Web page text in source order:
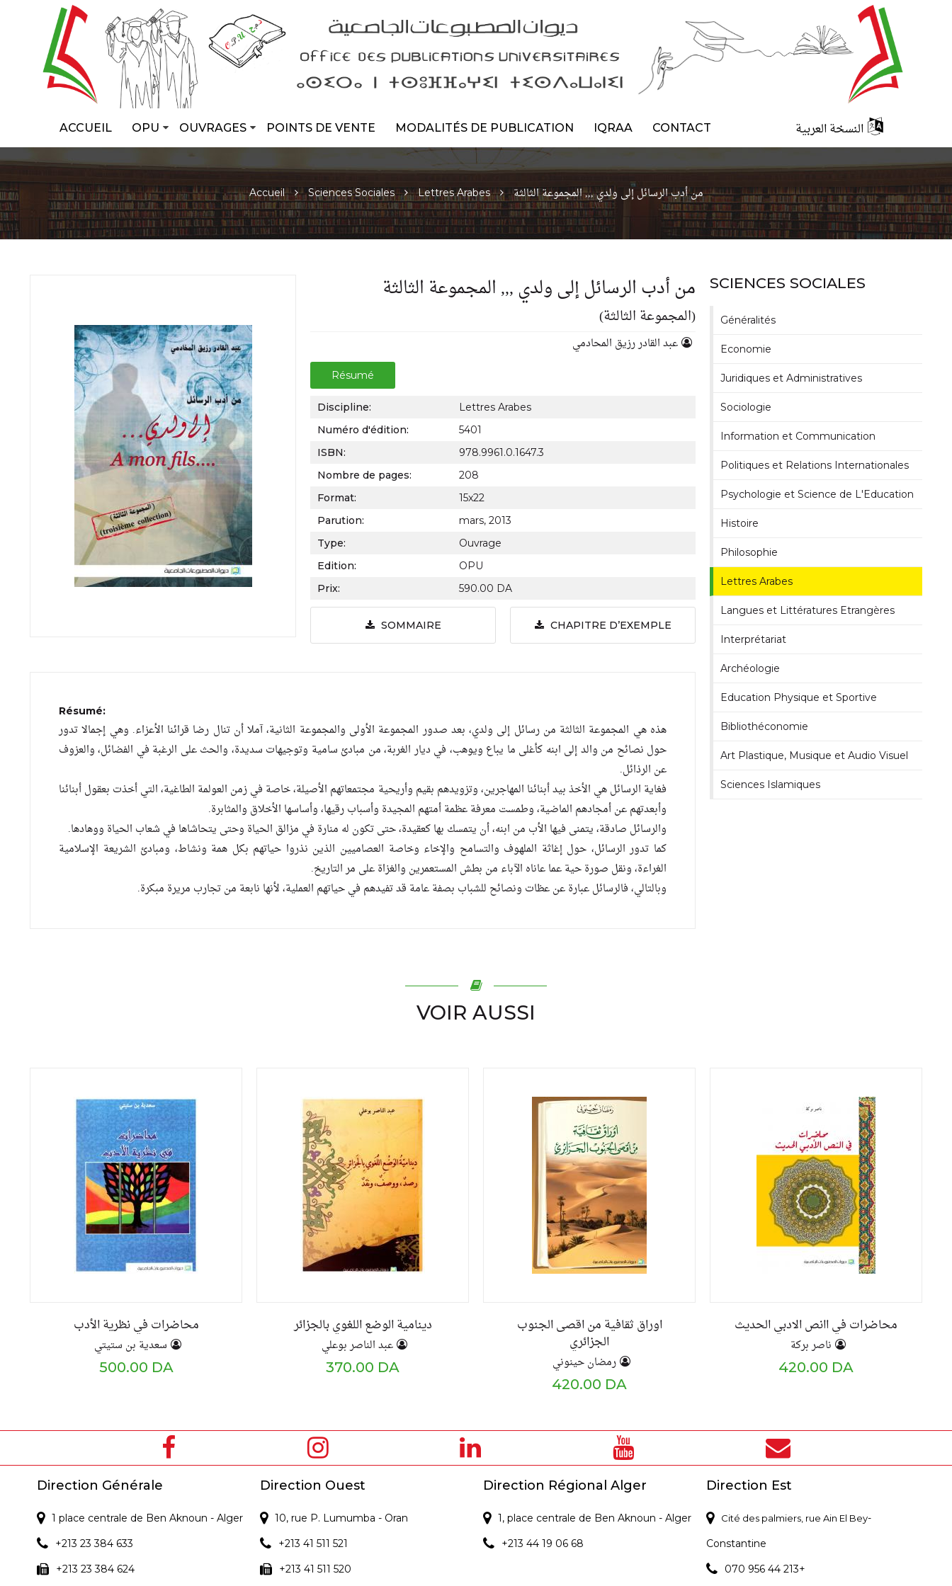
ACCUEIL OPU OUVRAGES POINTS DE VENTE MODALITÉS DE PUBLICATION IQRAA CONTACT النسخة العربية
Accueil Sciences Sociales Lettres Arabes من أدب الرسائل إلى ولدي ,,, المجموعة الثالثة
من أدب الرسائل إلى ولدي ,,, المجموعة الثالثة
(المجموعة الثالثة)
عبد القادر رزيق المحادمي
Résumé
Discipline:
Lettres Arabes
Numéro d'édition:
5401
ISBN:
978.9961.0.1647.3
Nombre de pages:
208
Format:
15x22
Parution:
mars, 2013
Type:
Ouvrage
Edition:
OPU
Prix:
590.00 DA
SOMMAIRE CHAPITRE D’EXEMPLE
Résumé:
هذه هي المجموعة الثالثة من رسائل إلى ولدي، بعد صدور المجموعة الأولى والمجموعة الثانية، آملا أن تنال رضا قرائنا الأعزاء. وهي إجمالا تدور
حول نصائح من والد إلى ابنه كأغلى ما يباع ويوهب، في ديار الغربة، من مبادئ سامية وتوجيهات سديدة، والحث على الرغبة في الفضائل، والعزوف
عن الرذائل.
فغاية الرسائل هي الأخذ بيد أبنائنا المهاجرين، وتزويدهم بقيم وأريحية مجتمعاتهم الأصيلة، خاصة في زمن العولمة الطاغية، التي أخذت بعقول أبنائنا
وأبعدتهم عن أمجادهم الماضية، وطمست معرفة عظمة أمتهم المجيدة وأسباب رقيها، وأساسها الأخلاق والمثابرة.
والرسائل صادقة، يتمنى فيها الأب من ابنه، أن يتمسك بها كعقيدة، حتى تكون له منارة في مزالق الحياة وحتى يتحاشاها في شعاب الحياة ووهادها.
كما تدور الرسائل، حول إغاثة الملهوف والتسامح والإخاء وخاصة العصاميين الذين نذروا حياتهم بكل همة ونشاط، ومبادئ الشريعة الإسلامية
الغراءة، ونقل صورة حية عما عاناه الآباء من بطش المستعمرين والغزاة على مر التاريخ.
وبالتالي، فالرسائل عبارة عن عظات ونصائح للشباب بصفة عامة قد تفيدهم في حياتهم العملية، لأنها نابعة من تجارب مريرة مبكرة.
SCIENCES SOCIALES
Généralités
Economie
Juridiques et Administratives
Sociologie
Information et Communication
Politiques et Relations Internationales
Psychologie et Science de L'Education
Histoire
Philosophie
Lettres Arabes
Langues et Littératures Etrangères
Interprétariat
Archéologie
Education Physique et Sportive
Bibliothéconomie
Art Plastique, Musique et Audio Visuel
Sciences Islamiques
VOIR AUSSI
محاضرات في نظرية الأدب
سعدية بن ستيتي
500.00 DA
دينامية الوضع اللغوي بالجزائر
عبد الناصر بوعلي
370.00 DA
اوراق ثقافية من اقصى الجنوب
الجزائري
رمضان حينوني
420.00 DA
محاضرات في اانص الادبي الحديث
ناصر بركة
420.00 DA
Direction Générale
1 place centrale de Ben Aknoun - Alger
+213 23 384 633
+213 23 384 624
Direction Ouest
10, rue P. Lumumba - Oran
+213 41 511 521
+213 41 511 520
Direction Régional Alger
1, place centrale de Ben Aknoun - Alger
+213 44 19 06 68
Direction Est
Cité des palmiers, rue Ain El Bey-
Constantine
070 956 44 213+